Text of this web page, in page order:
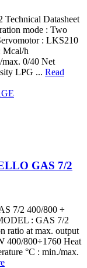
Datasheet
mode : Two
: LKS210
Mcal/h
0/40 Net
LPG ... Read
GAS 7/2
7/2 400/800 ÷
: GAS 7/2
ratio at max. output
400/800÷1760 Heat
°C : min./max.